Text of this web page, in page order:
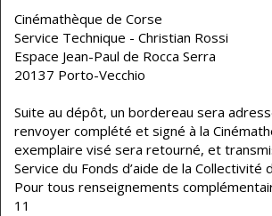
Cinémathèque de Corse
Service Technique - Christian Rossi
Espace Jean-Paul de Rocca Serra
20137 Porto-Vecchio
Suite au dépôt, un bordereau sera
renvoyer complété et signé à la
exemplaire visé sera retourné, et
Service du Fonds d’aide de la Collectivité
Pour tous renseignements
11